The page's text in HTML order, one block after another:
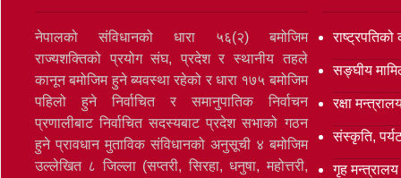
नेपालको संविधानको धारा ५६(२) बमोजिम
राज्यशक्तिको प्रयोग संघ, प्रदेश र स्थानीय तहले
कानून बमोजिम हुने ब्यवस्था रहेको र धारा १७५ बमोजिम
पहिलो हुने निर्वाचित र समानुपातिक निर्वाचन
प्रणालीबाट निर्वाचित सदस्यबाट प्रदेश सभाको गठन
हुने प्रावधान मुताविक संविधानको अनुसूची ४ बमोजिम
उल्लेखित ८ जिल्ला (सप्तरी, सिरहा, धनुषा, महोत्तरी,
राष्ट्रपतिको
सङ्‍घीय
रक्षा
संस्कृति,
गृह मन्त्रालय